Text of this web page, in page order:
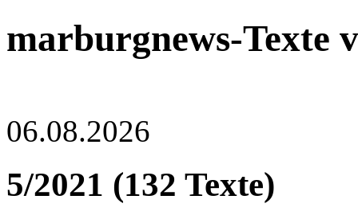
marburgnews-Texte
06.08.2026
5/2021 (132 Texte)